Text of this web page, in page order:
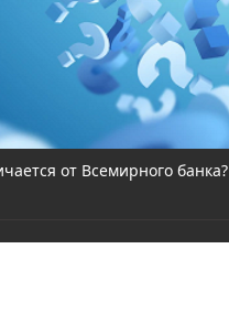
от Всемирного банка?